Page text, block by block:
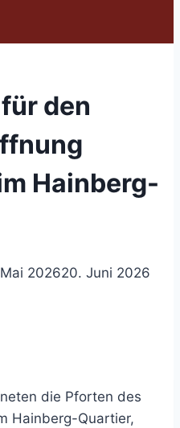
den
Hainberg-
202620. Juni 2026
die Pforten des
Hainberg-Quartier,